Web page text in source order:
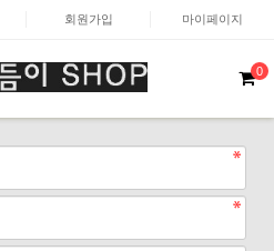
회원가입 마이페이지
0